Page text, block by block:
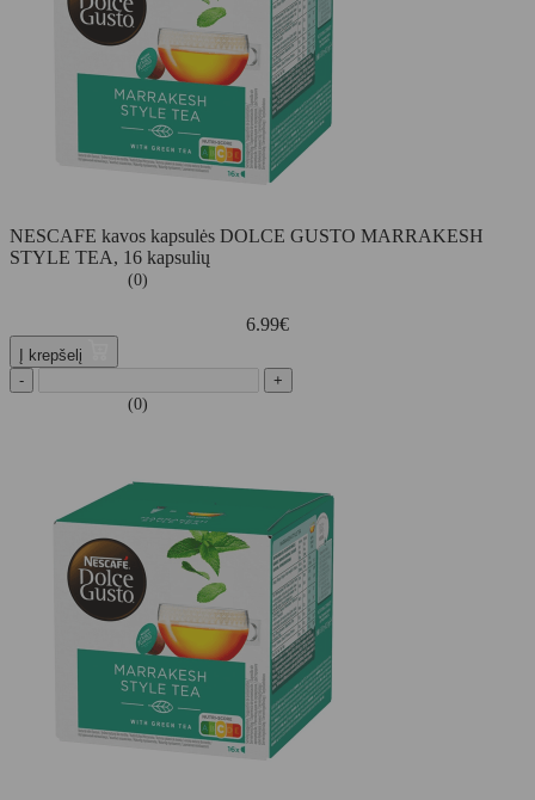
NESCAFE kavos kapsulės DOLCE GUSTO MARRAKESH
STYLE TEA, 16 kapsulių
(0)
6.99€
Į krepšelį
-
+
(0)